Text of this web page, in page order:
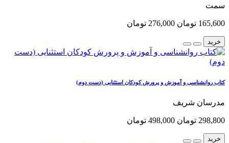
سمت
165,600 تومان 276,000 تومان
خرید
کتاب روانشناسی و آموزش و پرورش کودکان استثنایی (دست دوم)
مدرسان شریف
298,800 تومان 498,000 تومان
خرید